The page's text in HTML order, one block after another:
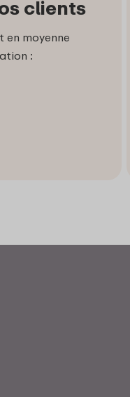
clients
en moyenne
: